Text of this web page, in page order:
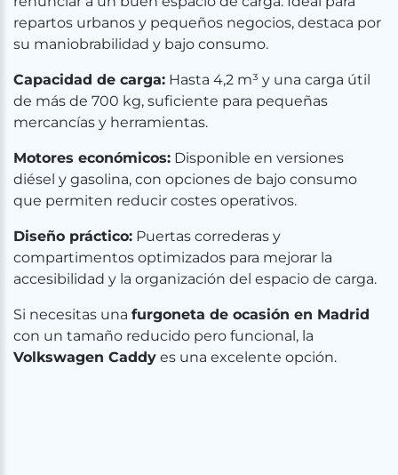
repartos urbanos y pequeños negocios, destaca por
su maniobrabilidad y bajo consumo.
Capacidad de carga: Hasta 4,2 m³ y una carga útil
de más de 700 kg, suficiente para pequeñas
mercancías y herramientas.
Motores económicos: Disponible en versiones
diésel y gasolina, con opciones de bajo consumo
que permiten reducir costes operativos.
Diseño práctico: Puertas correderas y
compartimentos optimizados para mejorar la
accesibilidad y la organización del espacio de carga.
Si necesitas una furgoneta de ocasión en Madrid
con un tamaño reducido pero funcional, la
Volkswagen Caddy es una excelente opción.